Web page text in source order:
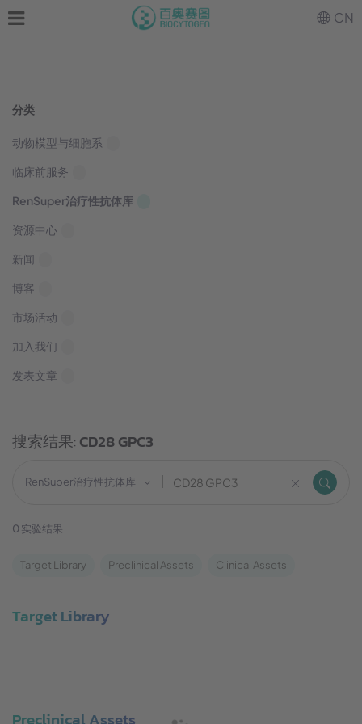
分类
动物模型与细胞系
临床前服务
RenSuper治疗性抗体库
资源中心
新闻
博客
市场活动
加入我们
发表文章
搜索结果: CD28 GPC3
RenSuper治疗性抗体库
0 实验结果
Target Library Preclinical Assets Clinical Assets
Target Library
CN